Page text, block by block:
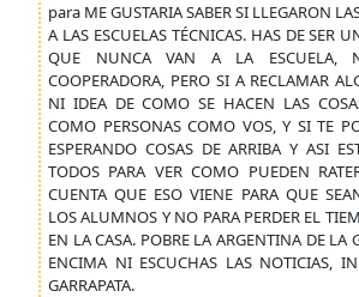
para ME GUSTARIA SABER SI LLEGARON
A LAS ESCUELAS TÉCNICAS. HAS DE SER
QUE NUNCA VAN A LA ESCUELA,
COOPERADORA, PERO SI A RECLAMAR
NI IDEA DE COMO SE HACEN LAS
COMO PERSONAS COMO VOS, Y SI TE
ESPERANDO COSAS DE ARRIBA Y ASI
TODOS PARA VER COMO PUEDEN
CUENTA QUE ESO VIENE PARA QUE
LOS ALUMNOS Y NO PARA PERDER EL
EN LA CASA. POBRE LA ARGENTINA DE LA
ENCIMA NI ESCUCHAS LAS NOTICIAS,
GARRAPATA.